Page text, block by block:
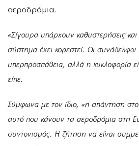
αεροδρόμια.
«Σίγουρα υπάρχουν καθυστερήσεις και
σύστημα έχει κορεστεί. Οι συνάδελφοι
υπερπροσπάθεια, αλλά η κυκλοφορία
είπε.
Σύμφωνα με τον ίδιο, «η απάντηση
αυτό που κάνουν τα αεροδρόμια στη
συντονισμός. Η ζήτηση να είναι